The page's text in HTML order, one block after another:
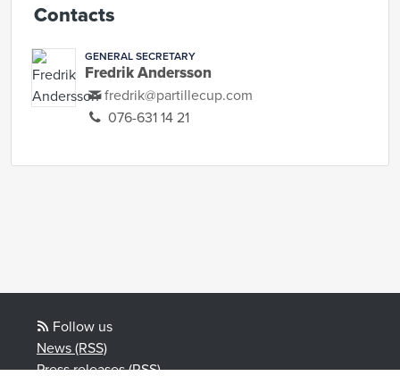
Contacts
GENERAL SECRETARY
Fredrik Andersson
fredrik@partillecup.com
076-631 14 21
Follow us
News (RSS)
Press releases (RSS)